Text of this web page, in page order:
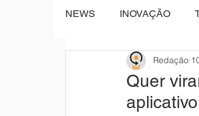
NEWS INOVAÇÃO
BRAND POST
Quer
Redação